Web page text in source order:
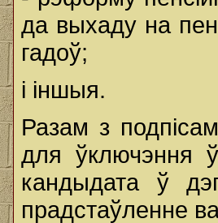
да выхаду на
гадоў;
і іншыя.
Разам з
для ўключэння
кандыдата ў
прадстаўленне